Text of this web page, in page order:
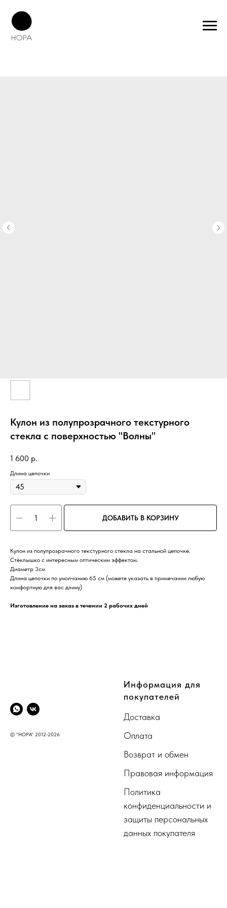
Кулон из полупрозрачного текстурного
стекла с поверхностью "Волны"
1 600 р.
Длина цепочки
ДОБАВИТЬ В КОРЗИНУ
Кулон из полупрозрачного текстурного стекла на стальной цепочке.
Стёклышко с интересным оптическим эффектом.
Диаметр 3см
Длина цепочки по умолчанию 65 см (можете указать в примечании любую
комфортную для вас длину)
Изготовление на заказ в течении 2 рабочих дней
© "НОРА" 2012-2026
Информация для
покупателей
Доставка
Оплата
Возврат и обмен
Правовая информация
Политика
конфиденциальности и
защиты персональных
данных покупателя